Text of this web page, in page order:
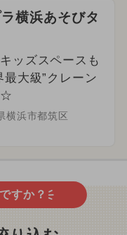
横浜あそびタ
ッズスペースも
最大級”クレーン
☆
横浜市都筑区
すか？